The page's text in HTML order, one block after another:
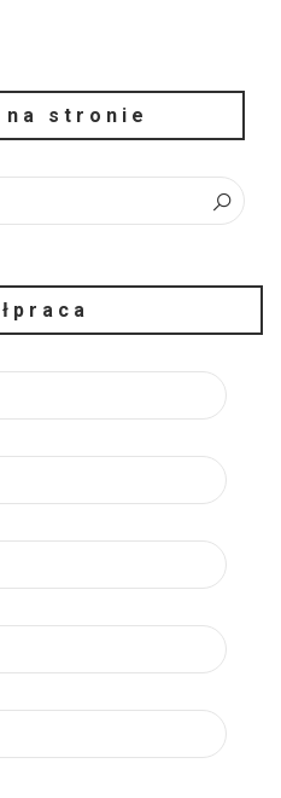
na stronie